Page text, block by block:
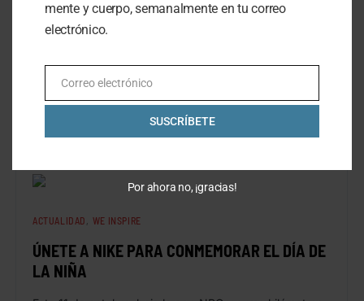
REVIEWS WE LIVE
NIKE SB DUNK LOW “GULF”, TRIBUTO AL
Si eres fanático del automovilismo y los sneakers este
es el par perfecto para ti.
ACTUALIDAD WE INSPIRE
ÚNETE A NIKE PARA CONMEMORAR EL DÍA DE
LA NIÑA
mente y cuerpo, semanalmente en tu correo
electrónico.
EmailCorreo electrónico
SUSCRÍBETE
Por ahora no, ¡gracias!